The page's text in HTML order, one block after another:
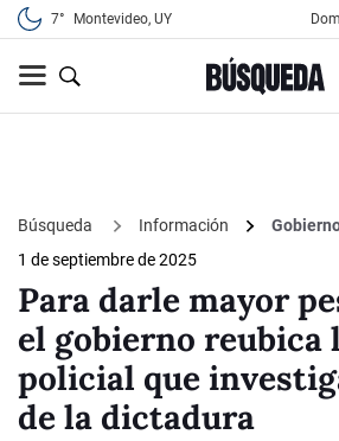
7° Montevideo, UY
Búsqueda Información
1 de septiembre de 2025
Para darle mayor
el gobierno reubica
policial que
de la dictadura